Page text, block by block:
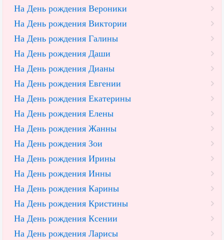
На День рождения Вероники
На День рождения Виктории
На День рождения Галины
На День рождения Даши
На День рождения Дианы
На День рождения Евгении
На День рождения Екатерины
На День рождения Елены
На День рождения Жанны
На День рождения Зои
На День рождения Ирины
На День рождения Инны
На День рождения Карины
На День рождения Кристины
На День рождения Ксении
На День рождения Ларисы